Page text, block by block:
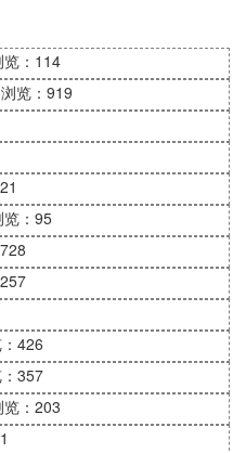
凌波，淞南沙北横大
技结晶，浦东沪西并东
楚
多。
独木桥。
仇人拆一座桥。
览：114
浏览：919
览：95
426
357
览：203